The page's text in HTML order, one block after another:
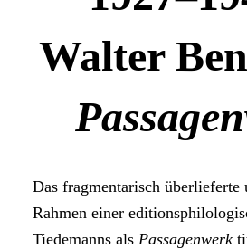
Walter
Das fragmentarisch überlieferte
Rahmen einer
Tiedemanns als Passagenwerk